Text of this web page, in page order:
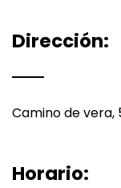
Dirección:
Camino de vera,
Horario: